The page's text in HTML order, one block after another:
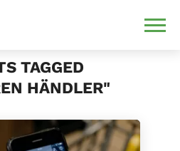
TAGGED
HÄNDLER"